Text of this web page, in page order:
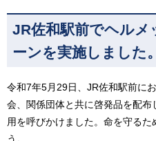
JR佐和駅前でヘルメ
ーンを実施しました。
令和7年5月29日、JR佐和駅前に
会、関係団体と共に啓発品を配
用を呼びかけました。命を守る